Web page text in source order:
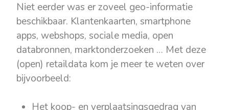
Niet eerder was er zoveel geo-informatie
beschikbaar. Klantenkaarten, smartphone
apps, webshops, sociale media, open
databronnen, marktonderzoeken … Met deze
(open) retaildata kom je meer te weten over
bijvoorbeeld:
Het koop- en verplaatsingsgedrag van